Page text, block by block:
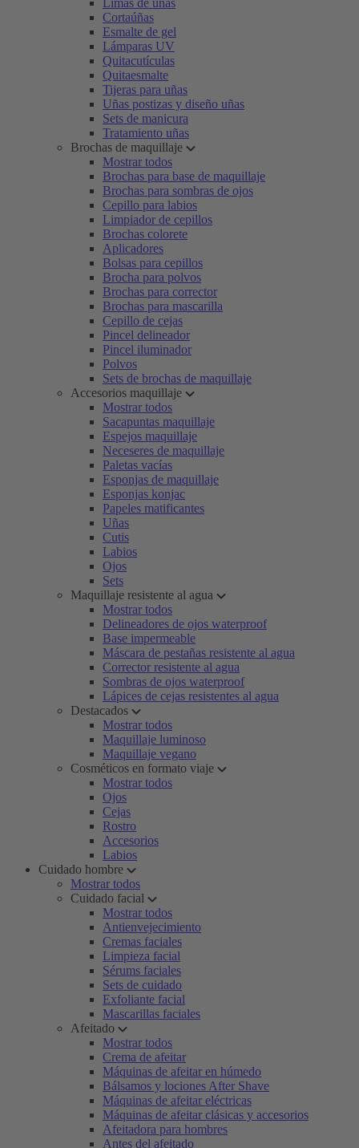
Limas de uñas
Cortaúñas
Esmalte de gel
Lámparas UV
Quitacutículas
Quitaesmalte
Tijeras para uñas
Uñas postizas y diseño uñas
Sets de manicura
Tratamiento uñas
Brochas de maquillaje
Mostrar todos
Brochas para base de maquillaje
Brochas para sombras de ojos
Cepillo para labios
Limpiador de cepillos
Brochas colorete
Aplicadores
Bolsas para cepillos
Brocha para polvos
Brochas para corrector
Brochas para mascarilla
Cepillo de cejas
Pincel delineador
Pincel iluminador
Polvos
Sets de brochas de maquillaje
Accesorios maquillaje
Mostrar todos
Sacapuntas maquillaje
Espejos maquillaje
Neceseres de maquillaje
Paletas vacías
Esponjas de maquillaje
Esponjas konjac
Papeles matificantes
Uñas
Cutis
Labios
Ojos
Sets
Maquillaje resistente al agua
Mostrar todos
Delineadores de ojos waterproof
Base impermeable
Máscara de pestañas resistente al agua
Corrector resistente al agua
Sombras de ojos waterproof
Lápices de cejas resistentes al agua
Destacados
Mostrar todos
Maquillaje luminoso
Maquillaje vegano
Cosméticos en formato viaje
Mostrar todos
Ojos
Cejas
Rostro
Accesorios
Labios
Cuidado hombre
Mostrar todos
Cuidado facial
Mostrar todos
Antienvejecimiento
Cremas faciales
Limpieza facial
Sérums faciales
Sets de cuidado
Exfoliante facial
Mascarillas faciales
Afeitado
Mostrar todos
Crema de afeitar
Máquinas de afeitar en húmedo
Bálsamos y lociones After Shave
Máquinas de afeitar eléctricas
Máquinas de afeitar clásicas y accesorios
Afeitadora para hombres
Antes del afeitado